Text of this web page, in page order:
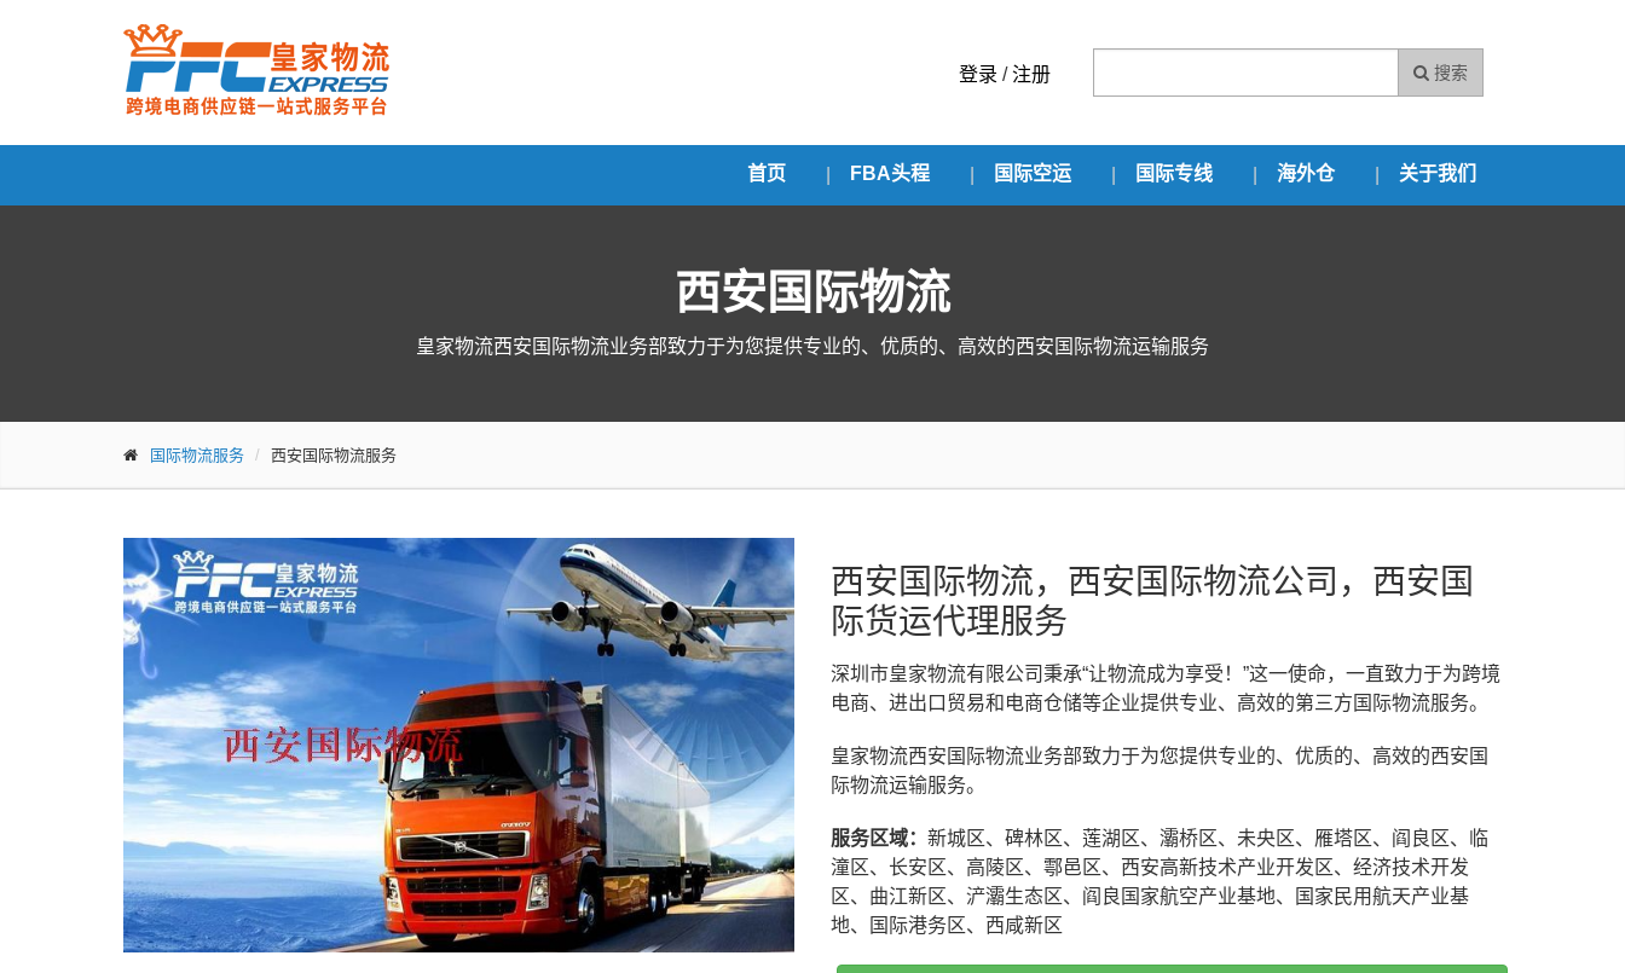
搜索
登录 /注册
首页 FBA头程 国际空运 国际专线 海外仓 关于我们
西安国际物流
皇家物流西安国际物流业务部致力于为您提供专业的、优质的、高效的西安国际物流运输服务
国际物流服务 西安国际物流服务
西安国际物流，西安国际物流公司，西安国
际货运代理服务
深圳市皇家物流有限公司秉承“让物流成为享受！”这一使命，一直致力于为跨境
电商、进出口贸易和电商仓储等企业提供专业、高效的第三方国际物流服务。
皇家物流西安国际物流业务部致力于为您提供专业的、优质的、高效的西安国
际物流运输服务。
服务区域： 新城区、碑林区、莲湖区、灞桥区、未央区、雁塔区、阎良区、临
潼区、长安区、高陵区、鄠邑区、西安高新技术产业开发区、经济技术开发
区、曲江新区、浐灞生态区、阎良国家航空产业基地、国家民用航天产业基
地、国际港务区、西咸新区